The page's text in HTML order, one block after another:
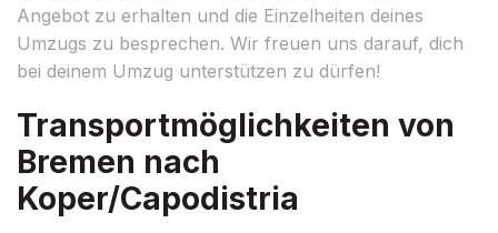
Angebot zu erhalten und die Einzelheiten deines
Umzugs zu besprechen. Wir freuen uns darauf, dich
bei deinem Umzug unterstützen zu dürfen!
Transportmöglichkeiten von
Bremen nach
Koper/Capodistria